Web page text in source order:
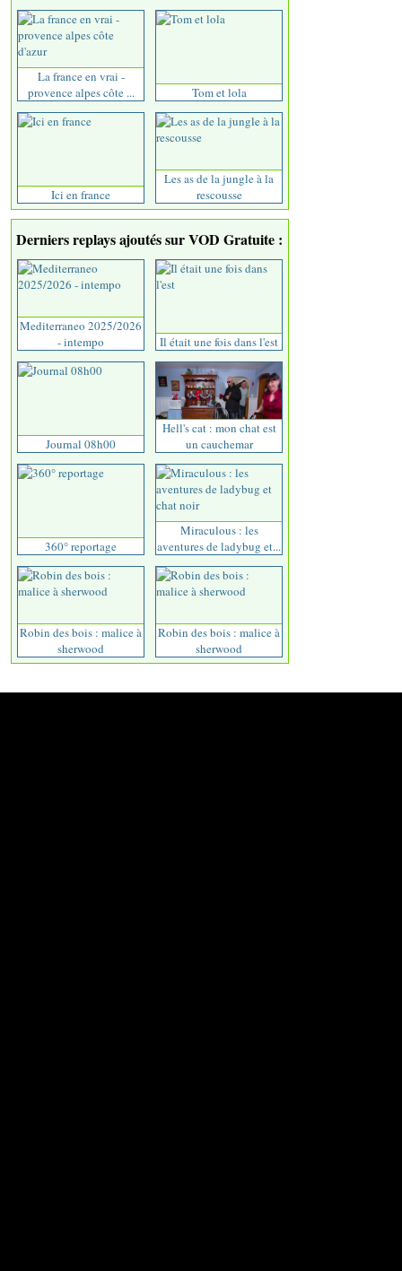
La france en vrai -
provence alpes côte ...
Tom et lola
Ici en france
Les as de la jungle à la
rescousse
Derniers replays ajoutés sur VOD Gratuite :
Mediterraneo 2025/2026
- intempo
Il était une fois dans l'est
Journal 08h00
Hell's cat : mon chat est
un cauchemar
360° reportage
Miraculous : les
aventures de ladybug et...
Robin des bois : malice à
sherwood
Robin des bois : malice à
sherwood